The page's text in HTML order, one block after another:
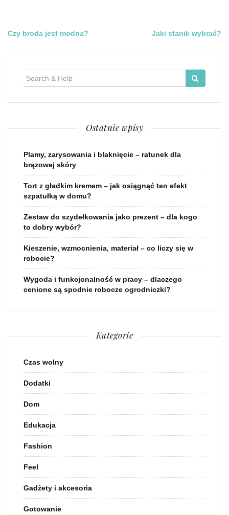
Nawigacja
wpisu
Czy broda jest modna? Jaki stanik wybrać?
Ostatnie wpisy
Plamy, zarysowania i blaknięcie – ratunek dla
brązowej skóry
Tort z gładkim kremem – jak osiągnąć ten efekt
szpatułką w domu?
Zestaw do szydełkowania jako prezent – dla kogo
to dobry wybór?
Kieszenie, wzmocnienia, materiał – co liczy się w
robocie?
Wygoda i funkcjonalność w pracy – dlaczego
cenione są spodnie robocze ogrodniczki?
Kategorie
Czas wolny
Dodatki
Dom
Edukacja
Fashion
Feel
Gadżety i akcesoria
Gotowanie